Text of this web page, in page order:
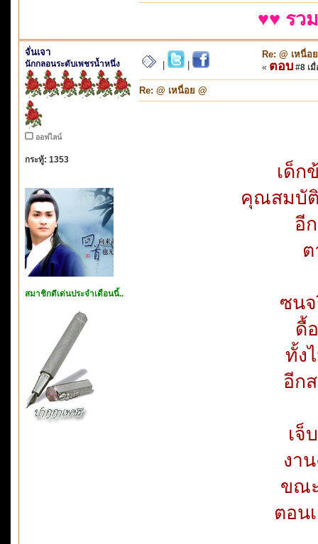
♥♥ รว
จั่นเจา
นักกลอนระดับเพชรน้ำหนึ่ง
ออฟไลน์
กระทู้: 1353
สมาชิกดีเด่นประจำเดือนนี้..
Re: @ เหนื่อ
« ตอบ #8 เมื่
Re: @ เหนื่อย @
เด็
คุณสมบั
อี
ซน
ดื้
ทั้ง
อีก
เจ็
งา
ขณ
ตอน